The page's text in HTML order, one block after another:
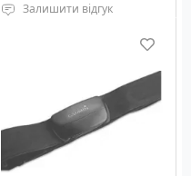
Залишити відгук
Підсвічування дисплея:
Габарити: 38x38x15.3 мм
Вага: 57 г